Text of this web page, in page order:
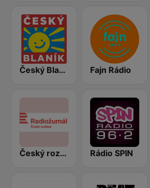
Český Blaník Fajn Rádio
Český rozhlas Radiožurnál Rádio SPIN